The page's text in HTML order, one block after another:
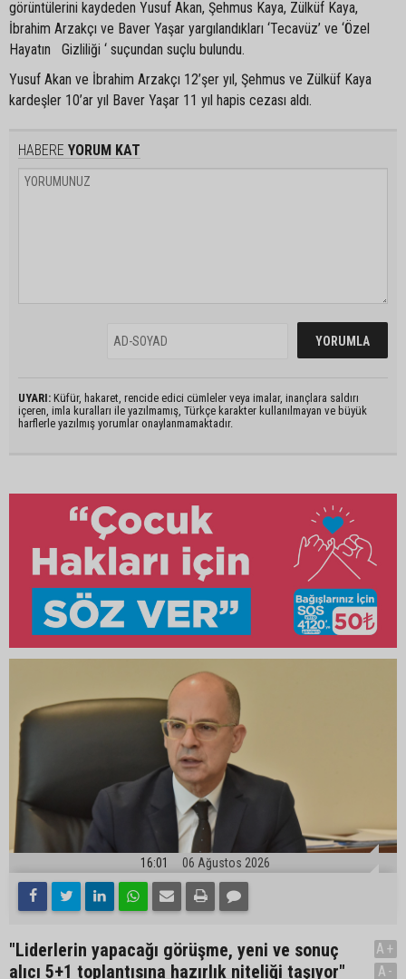
görüntülerini kaydeden Yusuf Akan, Şehmus Kaya, Zülküf Kaya,
İbrahim Arzakçı ve Baver Yaşar yargılandıkları ‘Tecavüz’ ve ‘Özel
Hayatın Gizliliği ‘ suçundan suçlu bulundu.
Yusuf Akan ve İbrahim Arzakçı 12’şer yıl, Şehmus ve Zülküf Kaya
kardeşler 10’ar yıl Baver Yaşar 11 yıl hapis cezası aldı.
HABERE YORUM KAT
UYARI: Küfür, hakaret, rencide edici cümleler veya imalar, inançlara saldırı
içeren, imla kuralları ile yazılmamış, Türkçe karakter kullanılmayan ve büyük
harflerle yazılmış yorumlar onaylanmamaktadır.
16:01 06 Ağustos 2026
"Liderlerin yapacağı görüşme, yeni ve sonuç
alıcı 5+1 toplantısına hazırlık niteliği taşıyor"
A+
A-